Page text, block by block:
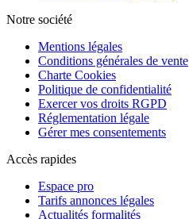
Notre société
Mentions légales
Conditions générales de vente
Charte Cookies
Politique de confidentialité
Exercer vos droits RGPD
Réglementation légale
Gérer mes consentements
Accès rapides
Espace pro
Tarifs annonces légales
Actualités formalités